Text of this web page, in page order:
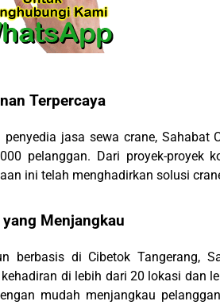
Terpercaya
penyedia jasa sewa crane,
pelanggan. Dari proyek-proyek
ini telah menghadirkan solusi
yang Menjangkau
berbasis di Cibetok Tangerang,
kehadiran di lebih dari 20 lokasi dan
mudah menjangkau